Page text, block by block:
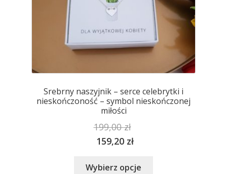
Srebrny naszyjnik – serce celebrytki i
nieskończoność – symbol nieskończonej
miłości
199,00zł
159,20 zł
Wybierz opcje